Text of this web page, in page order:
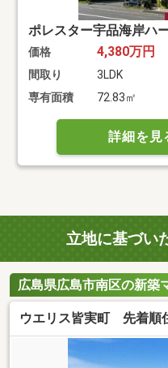
ポレスター宇品海岸ハ
価格 4,380万円
間取り
3LDK
専有面積
72.83㎡
詳細を見
立地に基づい
広島県広島市南区の新築
ウエリス皆実町 先着順